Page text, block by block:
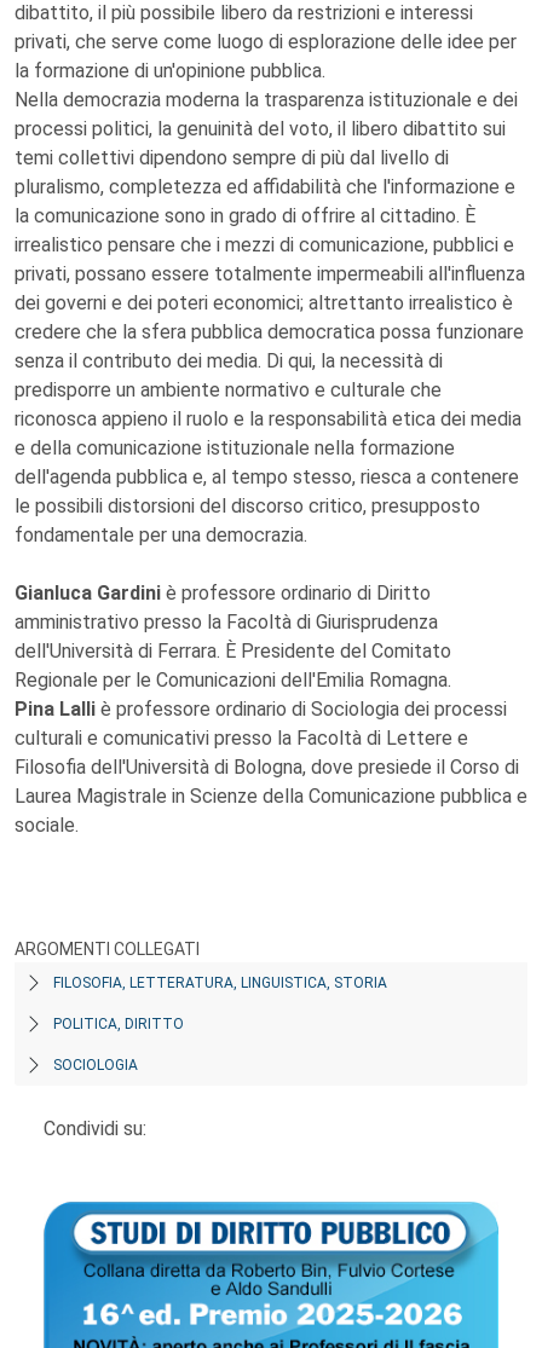
dibattito, il più possibile libero da restrizioni e interessi
privati, che serve come luogo di esplorazione delle idee per
la formazione di un'opinione pubblica.
Nella democrazia moderna la trasparenza istituzionale e dei
processi politici, la genuinità del voto, il libero dibattito sui
temi collettivi dipendono sempre di più dal livello di
pluralismo, completezza ed affidabilità che l'informazione e
la comunicazione sono in grado di offrire al cittadino. È
irrealistico pensare che i mezzi di comunicazione, pubblici e
privati, possano essere totalmente impermeabili all'influenza
dei governi e dei poteri economici; altrettanto irrealistico è
credere che la sfera pubblica democratica possa funzionare
senza il contributo dei media. Di qui, la necessità di
predisporre un ambiente normativo e culturale che
riconosca appieno il ruolo e la responsabilità etica dei media
e della comunicazione istituzionale nella formazione
dell'agenda pubblica e, al tempo stesso, riesca a contenere
le possibili distorsioni del discorso critico, presupposto
fondamentale per una democrazia.
Gianluca Gardini è professore ordinario di Diritto
amministrativo presso la Facoltà di Giurisprudenza
dell'Università di Ferrara. È Presidente del Comitato
Regionale per le Comunicazioni dell'Emilia Romagna.
Pina Lalli è professore ordinario di Sociologia dei processi
culturali e comunicativi presso la Facoltà di Lettere e
Filosofia dell'Università di Bologna, dove presiede il Corso di
Laurea Magistrale in Scienze della Comunicazione pubblica e
sociale.
ARGOMENTI COLLEGATI
FILOSOFIA, LETTERATURA, LINGUISTICA, STORIA
POLITICA, DIRITTO
SOCIOLOGIA
Condividi su: